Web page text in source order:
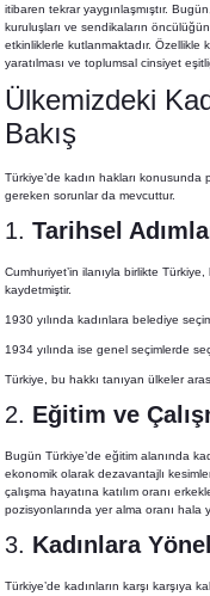
itibaren tekrar yaygınlaşmıştır.
kuruluşları ve sendikaların
etkinliklerle kutlanmaktadır. Özellikle
yaratılması ve toplumsal cinsiyet
Ülkemizdeki
Bakış
Türkiye’de kadın hakları
gereken sorunlar da mevcuttur.
1. Tarihsel
Cumhuriyet’in ilanıyla birlikte
kaydetmiştir.
1930 yılında kadınlara belediye
1934 yılında ise genel seçimlerde
Türkiye, bu hakkı tanıyan ülkeler
2. Eğitim ve
Bugün Türkiye’de eğitim alanında
ekonomik olarak dezavantajlı
çalışma hayatına katılım oranı
pozisyonlarında yer alma oranı hala
3. Kadınlara
Türkiye’de kadınların karşı karşıya